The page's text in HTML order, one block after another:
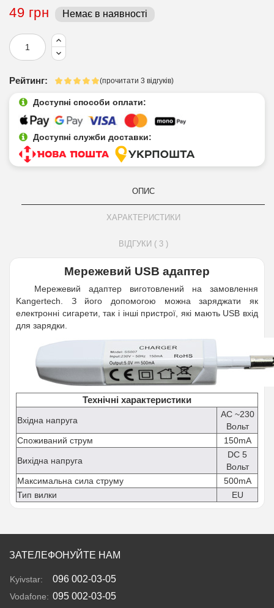
49 грн Немає в наявності
Рейтинг: (прочитати 3 відгуків)
Доступні способи оплати:
Доступні служби доставки:
ОПИС
ХАРАКТЕРИСТИКИ
ВІДГУКИ ( 3 )
Мережевий USB адаптер
Мережевий адаптер виготовлений на замовлення
Kangertech. З його допомогою можна заряджати як
електронні сигарети, так і інші пристрої, які мають USB вхід
для зарядки.
Технічні характеристики
Вхідна напруга
AC ~230
Вольт
Споживаний струм
150mA
Вихідна напруга
DC 5
Вольт
Максимальна сила струму
500mA
Тип вилки
EU
ЗАТЕЛЕФОНУЙТЕ НАМ
Kyivstar: 096 002-03-05
Vodafone: 095 002-03-05